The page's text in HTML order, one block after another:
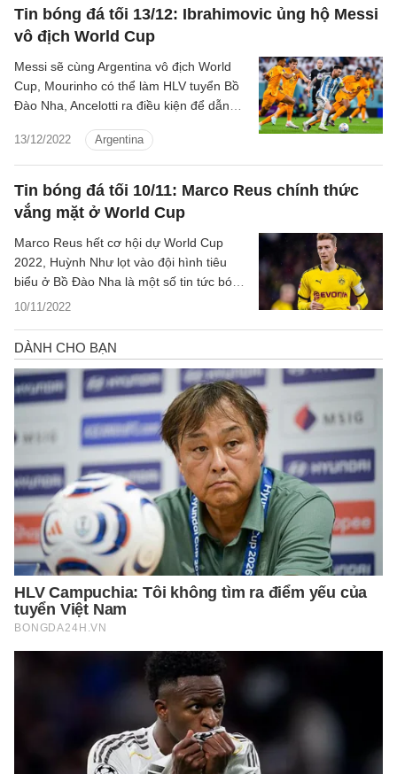
Tin bóng đá tối 13/12: Ibrahimovic ủng hộ Messi
vô địch World Cup
13/12/2022 Argentina
Messi sẽ cùng Argentina vô địch World
Cup, Mourinho có thể làm HLV tuyển Bồ
Đào Nha, Ancelotti ra điều kiện để dẫn
13/12.
Tin bóng đá tối 10/11: Marco Reus chính thức
vắng mặt ở World Cup
10/11/2022
Marco Reus hết cơ hội dự World Cup
2022, Huỳnh Như lọt vào đội hình tiêu
biểu ở Bồ Đào Nha là một số tin tức bóng
đá nổi bật tối 10/11.